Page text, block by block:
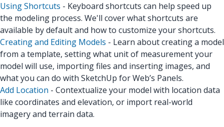
Using Shortcuts - Keyboard shortcuts can help speed up
the modeling process. We'll cover what shortcuts are
available by default and how to customize your shortcuts.
Creating and Editing Models - Learn about creating a model
from a template, setting what unit of measurement your
model will use, importing files and inserting images, and
what you can do with SketchUp for Web’s Panels.
Add Location - Contextualize your model with location data
like coordinates and elevation, or import real-world
imagery and terrain data.